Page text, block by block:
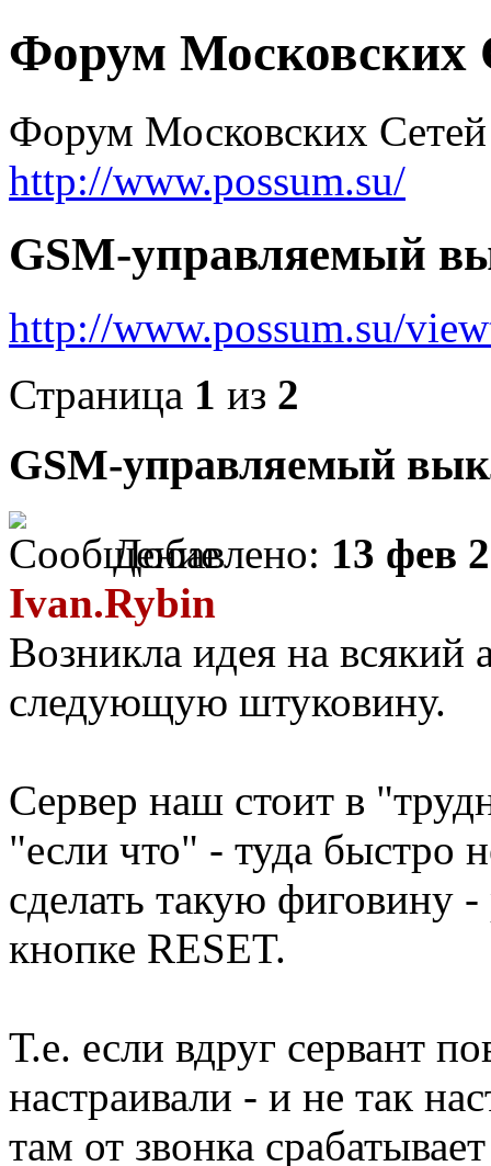
Форум Московских
Форум Московских Сетей
http://www.possum.su/
GSM-управляемый
http://www.possum.su/
Страница 1 из 2
GSM-управляемый
Добавлено: 13 фев
Ivan.Rybin
Возникла идея на всякий
следующую штуковину.
Сервер наш стоит в
"если что" - туда быстро
сделать такую фиговину
кнопке RESET.
Т.е. если вдруг сервант
настраивали - и не так
там от звонка